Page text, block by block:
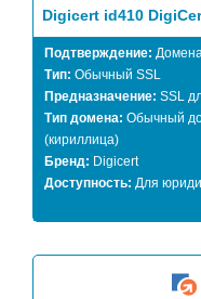
Digicert id410
Подтверждение:
Тип: Обычный SSL
Предназначение: SSL
Тип домена: Обычный
(кириллица)
Бренд: Digicert
Доступность: Для